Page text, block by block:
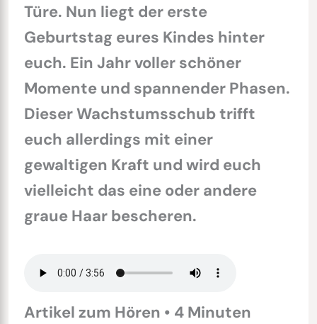
Türe. Nun liegt der erste
Geburtstag eures Kindes hinter
euch. Ein Jahr voller schöner
Momente und spannender Phasen.
Dieser Wachstumsschub trifft
euch allerdings mit einer
gewaltigen Kraft und wird euch
vielleicht das eine oder andere
graue Haar bescheren.
Artikel zum Hören • 4 Minuten